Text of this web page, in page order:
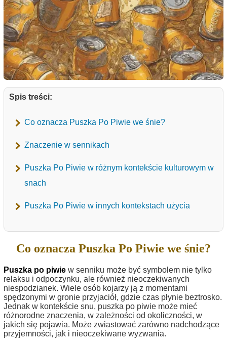
Spis treści:
Co oznacza Puszka Po Piwie we śnie?
Znaczenie w sennikach
Puszka Po Piwie w różnym kontekście kulturowym w
snach
Puszka Po Piwie w innych kontekstach użycia
Co oznacza Puszka Po Piwie we śnie?
Puszka po piwie w senniku może być symbolem nie tylko
relaksu i odpoczynku, ale również nieoczekiwanych
niespodzianek. Wiele osób kojarzy ją z momentami
spędzonymi w gronie przyjaciół, gdzie czas płynie beztrosko.
Jednak w kontekście snu, puszka po piwie może mieć
różnorodne znaczenia, w zależności od okoliczności, w
jakich się pojawia. Może zwiastować zarówno nadchodzące
przyjemności, jak i nieoczekiwane wyzwania.